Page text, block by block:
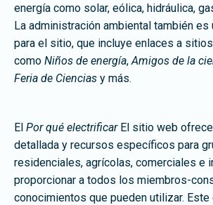
energía como solar, eólica, hidráulica,
La administración ambiental también es
para el sitio, que incluye enlaces a
como Niños de energía,Amigos de la
Feria de Ciencias y más.
El Por qué electrificarEl sitio web
detallada y recursos específicos para
residenciales, agrícolas, comerciales e
proporcionar a todos los miembros-
conocimientos que pueden utilizar.